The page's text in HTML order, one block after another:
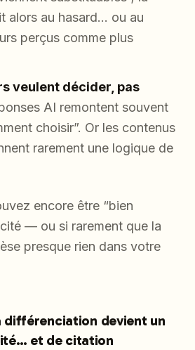
alors au hasard… ou au
perçus comme plus
veulent décider, pas
AI remontent souvent
choisir”. Or les contenus
rarement une logique de
encore être “bien
— ou si rarement que la
presque rien dans votre
différenciation devient un
et de citation